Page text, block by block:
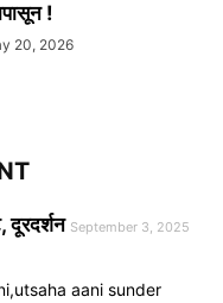
!
20, 2026
दूरदर्शन September 3, 2025
aani sunder